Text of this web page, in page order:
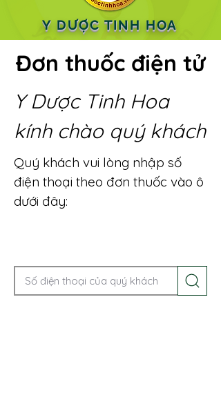
Y DƯỢC TINH HOA
Đơn thuốc điện tử
Y Dược Tinh Hoa
kính chào quý khách
Quý khách vui lòng nhập số
điện thoại theo đơn thuốc vào ô
dưới đây: